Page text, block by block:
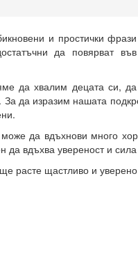
и простички
да повярват във
да хвалим децата си,
да изразим нашата
да вдъхнови много
да вдъхва увереност и
расте щастливо и